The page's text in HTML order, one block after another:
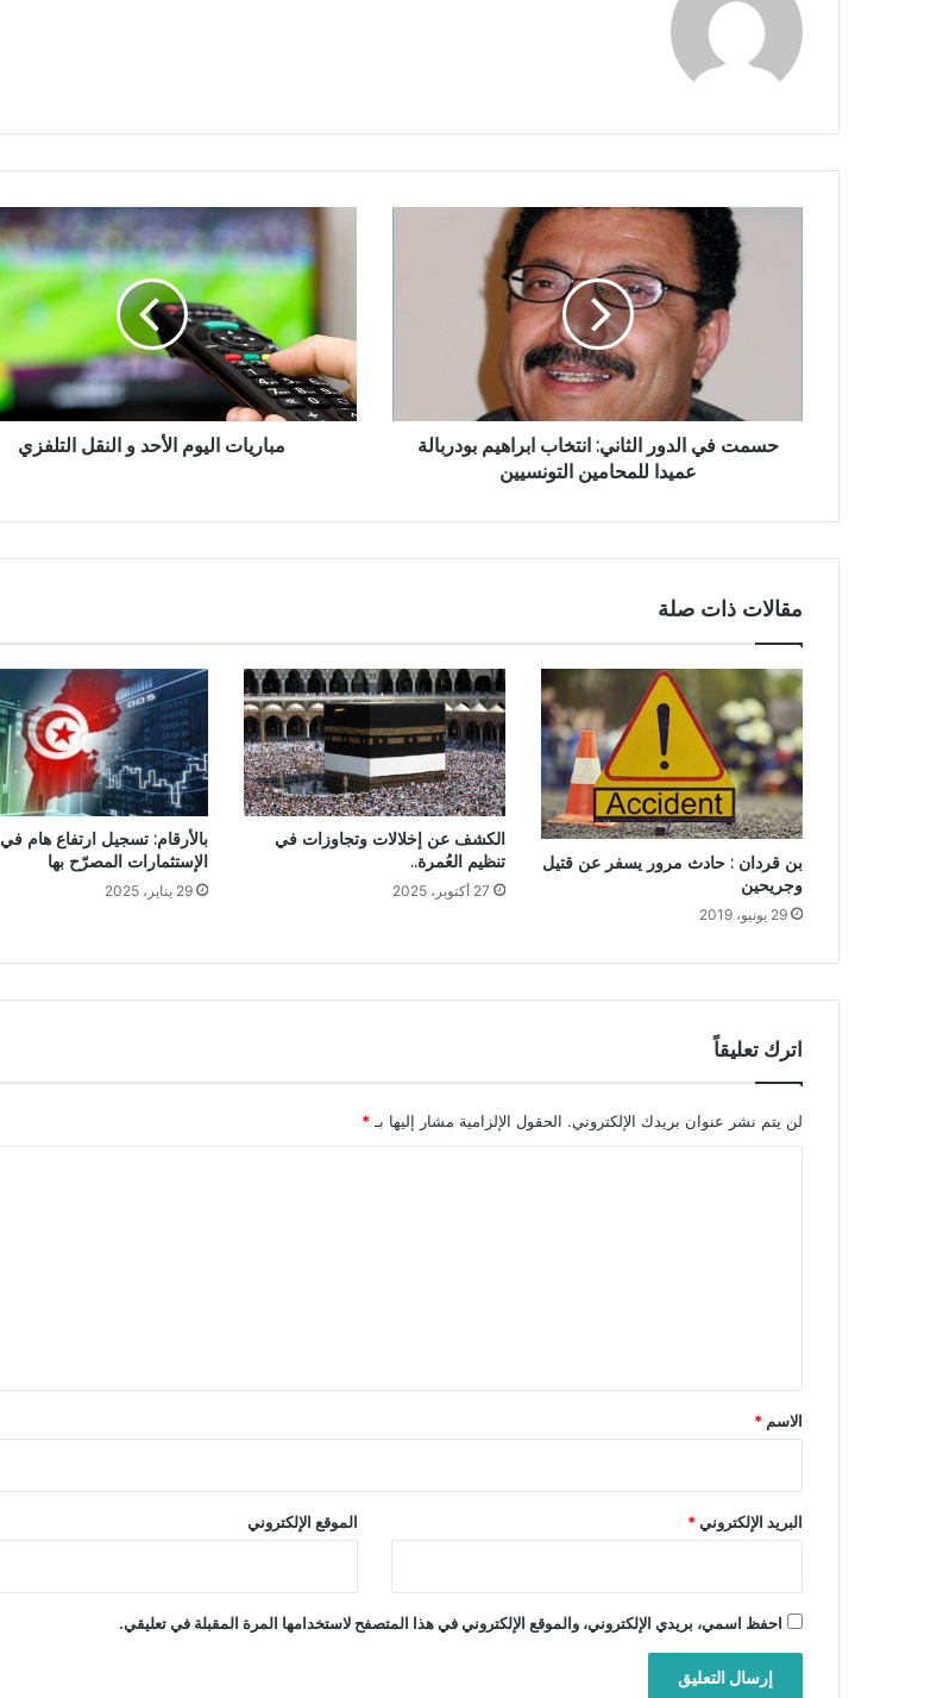
حسمت في الدور الثاني: انتخاب ابراهيم بودربالة
عميدا للمحامين التونسيين
مباريات اليوم الأحد و النقل التلفزي
مقالات ذات صلة
بن قردان : حادث مرور يسفر عن قتيل
وجريحين
29 يونيو، 2019
الكشف عن إخلالات وتجاوزات في
تنظيم العُمرة..
27 أكتوبر، 2025
بالأرقام: تسجيل ارتفاع هام في
الإستثمارات المصرّح بها
29 يناير، 2025
اترك تعليقاً
لن يتم نشر عنوان بريدك الإلكتروني. الحقول الإلزامية مشار إليها بـ *
*
الاسم *
البريد الإلكتروني* الموقع الإلكتروني
احفظ اسمي، بريدي الإلكتروني، والموقع الإلكتروني في هذا المتصفح لاستخدامها المرة المقبلة في تعليقي.